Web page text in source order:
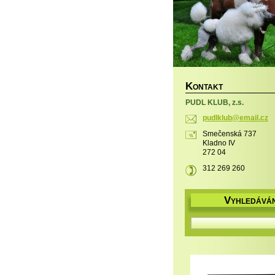
KONTAKT
PUDL KLUB, z.s.
pudlklub@email.cz
Smečenská 737
Kladno IV
272 04
312 269 260
V